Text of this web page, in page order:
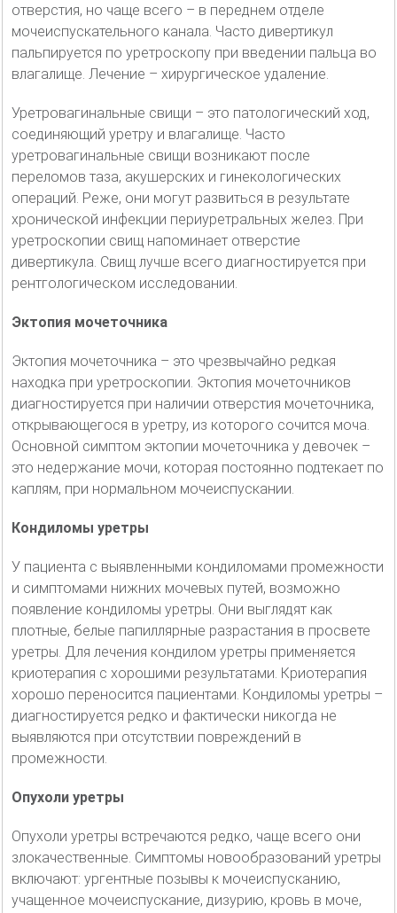
отверстия, но чаще всего – в переднем отделе
мочеиспускательного канала. Часто дивертикул
пальпируется по уретроскопу при введении пальца во
влагалище. Лечение – хирургическое удаление.
Уретровагинальные свищи – это патологический ход,
соединяющий уретру и влагалище. Часто
уретровагинальные свищи возникают после
переломов таза, акушерских и гинекологических
операций. Реже, они могут развиться в результате
хронической инфекции периуретральных желез. При
уретроскопии свищ напоминает отверстие
дивертикула. Свищ лучше всего диагностируется при
рентгологическом исследовании.
Эктопия мочеточника
Эктопия мочеточника – это чрезвычайно редкая
находка при уретроскопии. Эктопия мочеточников
диагностируется при наличии отверстия мочеточника,
открывающегося в уретру, из которого сочится моча.
Основной симптом эктопии мочеточника у девочек –
это недержание мочи, которая постоянно подтекает по
каплям, при нормальном мочеиспускании.
Кондиломы уретры
У пациента с выявленными кондиломами промежности
и симптомами нижних мочевых путей, возможно
появление кондиломы уретры. Они выглядят как
плотные, белые папиллярные разрастания в просвете
уретры. Для лечения кондилом уретры применяется
криотерапия с хорошими результатами. Криотерапия
хорошо переносится пациентами. Кондиломы уретры –
диагностируется редко и фактически никогда не
выявляются при отсутствии повреждений в
промежности.
Опухоли уретры
Опухоли уретры встречаются редко, чаще всего они
злокачественные. Симптомы новообразований уретры
включают: ургентные позывы к мочеиспусканию,
учащенное мочеиспускание, дизурию, кровь в моче,